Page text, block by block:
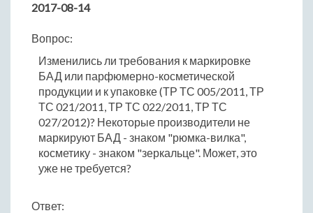
2017-08-14
Вопрос:
Изменились ли требования к маркировке
БАД или парфюмерно-косметической
продукции и к упаковке (ТР ТС 005/2011, ТР
ТС 021/2011, ТР ТС 022/2011, ТР ТС
027/2012)? Некоторые производители не
маркируют БАД - знаком "рюмка-вилка",
косметику - знаком "зеркальце". Может, это
уже не требуется?
Ответ: